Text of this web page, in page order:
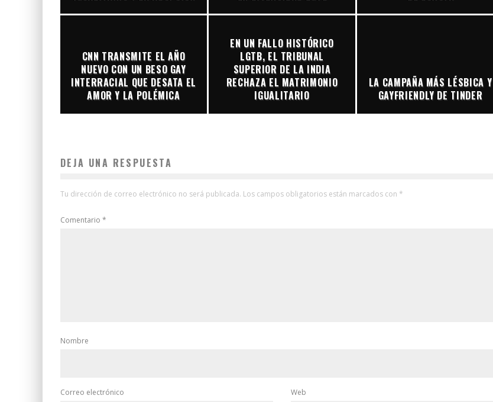
CNN TRANSMITE EL AÑO
NUEVO CON UN BESO GAY
INTERRACIAL QUE DESATA EL
AMOR Y LA POLÉMICA
EN UN FALLO HISTÓRICO
LGTB, EL TRIBUNAL
SUPERIOR DE LA INDIA
RECHAZA EL MATRIMONIO
IGUALITARIO
LA CAMPAÑA MÁS LÉSBICA Y
GAYFRIENDLY DE TINDER
DEJA UNA RESPUESTA
Tu dirección de correo electrónico no será publicada. Los campos obligatorios están marcados con *
Comentario *
Nombre
Correo electrónico Web